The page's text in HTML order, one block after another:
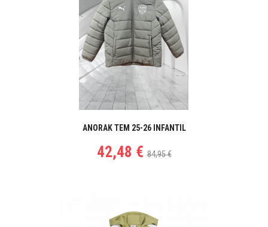
ANORAK TEM 25-26 INFANTIL
42,48 €84,95 €